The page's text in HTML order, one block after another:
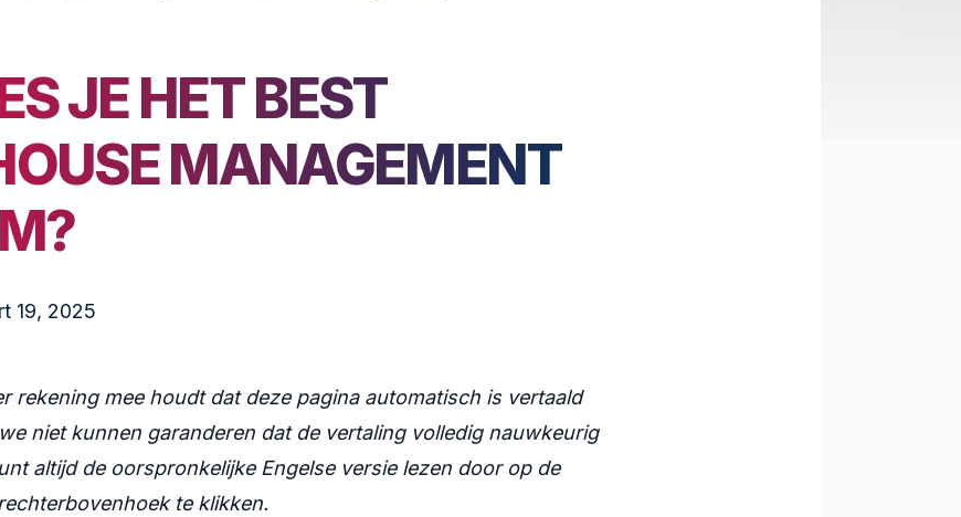
JE HET BEST
MANAGEMENT
19, 2025
rekening mee houdt dat deze pagina automatisch is vertaald
niet kunnen garanderen dat de vertaling volledig nauwkeurig
altijd de oorspronkelijke Engelse versie lezen door op de
te klikken.